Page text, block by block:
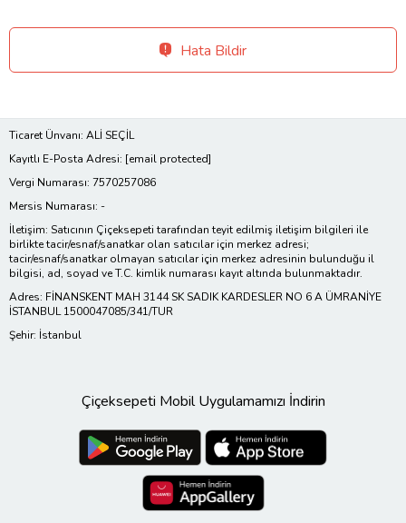
Hata Bildir
Ticaret Ünvanı: ALİ SEÇİL
Kayıtlı E-Posta Adresi: [email protected]
Vergi Numarası: 7570257086
Mersis Numarası: -
İletişim: Satıcının Çiçeksepeti tarafından teyit edilmiş iletişim bilgileri ile
birlikte tacir/esnaf/sanatkar olan satıcılar için merkez adresi;
tacir/esnaf/sanatkar olmayan satıcılar için merkez adresinin bulunduğu il
bilgisi, ad, soyad ve T.C. kimlik numarası kayıt altında bulunmaktadır.
Adres: FİNANSKENT MAH 3144 SK SADIK KARDESLER NO 6 A ÜMRANİYE
İSTANBUL 1500047085/341/TUR
Şehir: İstanbul
Çiçeksepeti Mobil Uygulamamızı İndirin